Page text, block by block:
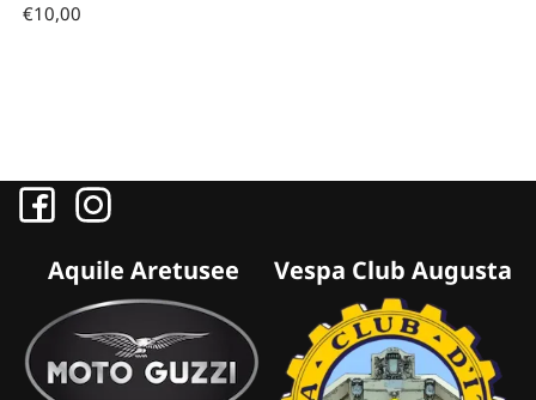
€10,00
Aquile Aretusee Vespa Club Augusta